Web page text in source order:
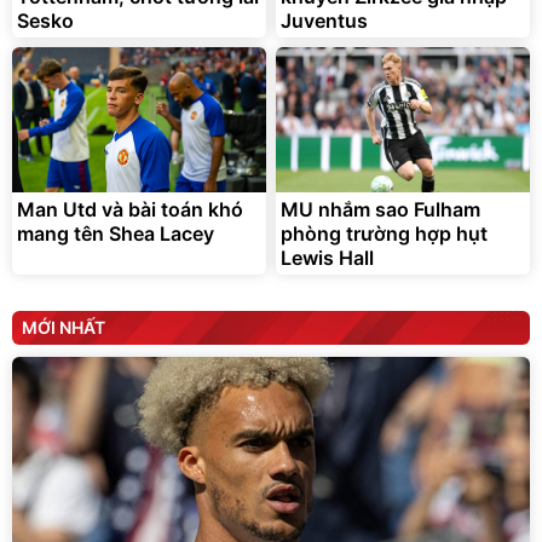
Sesko
Juventus
Man Utd và bài toán khó
mang tên Shea Lacey
MU nhắm sao Fulham
phòng trường hợp hụt
Lewis Hall
MỚI NHẤT